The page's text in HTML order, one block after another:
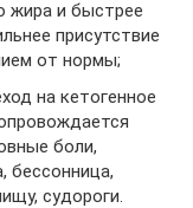
жира и быстрее
присутствие
от нормы;
на кетогенное
боли,
бессонница,
судороги.